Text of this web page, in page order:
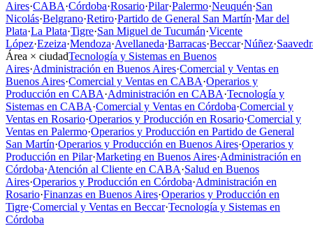
Aires·CABA·Córdoba·Rosario·Pilar·Palermo·Neuquén·San
Nicolás·Belgrano·Retiro·Partido de General San Martín·Mar del
Plata·La Plata·Tigre·San Miguel de Tucumán·Vicente
López·Ezeiza·Mendoza·Avellaneda·Barracas·Beccar·Núñez·
Área × ciudadTecnología y Sistemas en Buenos
Aires·Administración en Buenos Aires·Comercial y Ventas en
Buenos Aires·Comercial y Ventas en CABA·Operarios y
Producción en CABA·Administración en CABA·Tecnología y
Sistemas en CABA·Comercial y Ventas en Córdoba·Comercial y
Ventas en Rosario·Operarios y Producción en Rosario·Comercial y
Ventas en Palermo·Operarios y Producción en Partido de General
San Martín·Operarios y Producción en Buenos Aires·Operarios y
Producción en Pilar·Marketing en Buenos Aires·Administración en
Córdoba·Atención al Cliente en CABA·Salud en Buenos
Aires·Operarios y Producción en Córdoba·Administración en
Rosario·Finanzas en Buenos Aires·Operarios y Producción en
Tigre·Comercial y Ventas en Beccar·Tecnología y Sistemas en
Córdoba